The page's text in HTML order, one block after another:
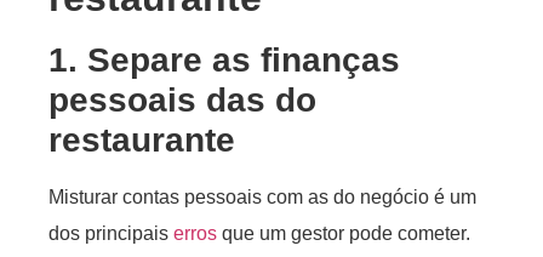
1. Separe as finanças
pessoais das do
restaurante
Misturar contas pessoais com as do negócio é um
dos principais erros que um gestor pode cometer.